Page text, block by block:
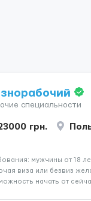
специальности
грн.
мужчины от 18
виза или безвиз
начать от